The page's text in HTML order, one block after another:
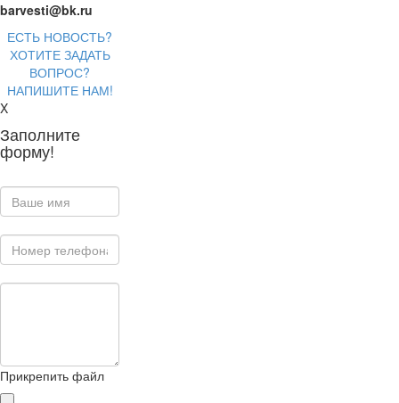
barvesti@bk.ru
ЕСТЬ НОВОСТЬ?
ХОТИТЕ ЗАДАТЬ
ВОПРОС?
НАПИШИТЕ НАМ!
X
Заполните
форму!
Прикрепить файл